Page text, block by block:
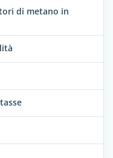
di metano in